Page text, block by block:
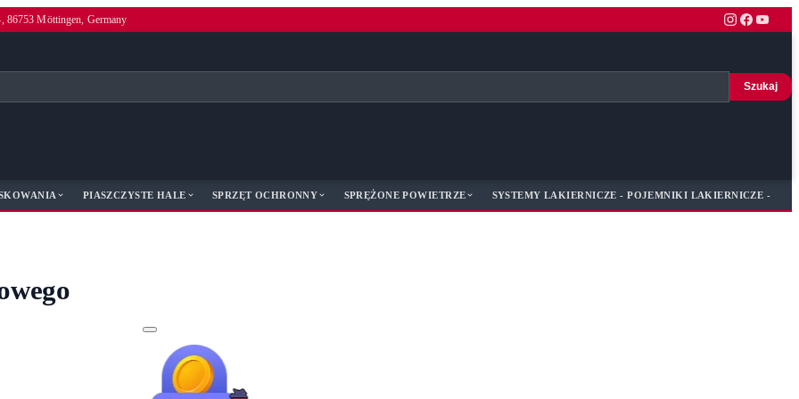
86753 Möttingen, Germany
Szukaj
PIASZCZYSTE HALE SPRZĘT OCHRONNY SPRĘŻONE POWIETRZE SYSTEMY LAKIERNICZE - POJEMNIKI LAKIERNICZE -